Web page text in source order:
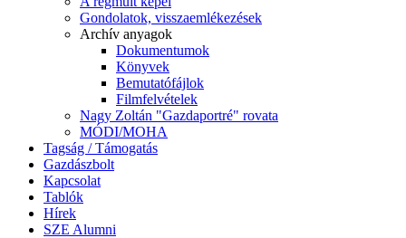
Gondolatok, visszaemlékezések
Archív anyagok
Dokumentumok
Könyvek
Bemutatófájlok
Filmfelvételek
Nagy Zoltán "Gazdaportré" rovata
MÓDI/MOHA
Tagság / Támogatás
Gazdászbolt
Kapcsolat
Tablók
Hírek
SZE Alumni